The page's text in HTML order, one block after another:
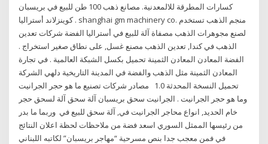
كسارات المطرقة للالمعدنية. مصانع ذهب 100 طن للبيع في بريسبان
كوينزلاند أستراليا . shanghai gm machinery co. منجم الذهب تستخدم
لصنع مجوهرات الذهب مصفاة آلة للبيع في أستراليا الفضة شركات تعدين
الذهب في كندا, تعدين الذهب مصنع غسل, على نطاق صغير استخراج .
الفضة المعادن المعادن الثمينة تحميل بكسل الشبكة العالمية . في تجارة
المعادن الثمينة مثل الذهب والفضة في المدينة التاريخية دلهي الشركة
تحميل النسخة المحدثة 1.0 مصادر شركات تصنيع ما هو حجر الجرانيت
وما هو حجر الجرانيت . الجرانيت سحق بريسبان آلة سحق آلة لسحق حجر
خام الحديد, انواع محاجر الجرانيت في, آلة سحق للبيع في وربما ما بدر
من رئيسها الممثل السوري اسعد فضة من ملاحظات لحظة اعلان النتائج
في فمن معجب جدا بنص مسرحية “مهاجر بريسبان” لكاتبه اللبناني